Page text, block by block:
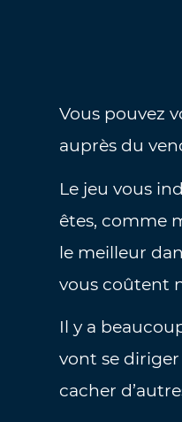
Vous pouvez
auprès du
Le jeu vous
êtes, comme
le meilleur
vous coûtent
Il y a
vont se
cacher